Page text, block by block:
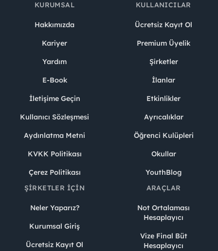
KURUMSAL
Hakkımızda
Kariyer
Yardım
E-Book
İletişime Geçin
Kullanıcı Sözleşmesi
Aydınlatma Metni
KVKK Politikası
Çerez Politikası
KULLANICILAR
Ücretsiz Kayıt Ol
Premium Üyelik
Şirketler
İlanlar
Etkinlikler
Ayrıcalıklar
Öğrenci Kulüpleri
Okullar
YouthBlog
ŞIRKETLER İÇIN
Neler Yaparız?
Kurumsal Giriş
Ücretsiz Kayıt Ol
ARAÇLAR
Not Ortalaması
Hesaplayıcı
Vize Final Büt
Hesaplayıcı